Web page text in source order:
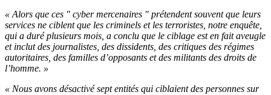
« Alors que ces " cyber mercenaires " prétendent souvent que leurs
services ne ciblent que les criminels et les terroristes, notre enquête,
qui a duré plusieurs mois, a conclu que le ciblage est en fait aveugle
et inclut des journalistes, des dissidents, des critiques des régimes
autoritaires, des familles d’opposants et des militants des droits de
l’homme. »
« Nous avons désactivé sept entités qui ciblaient des personnes sur